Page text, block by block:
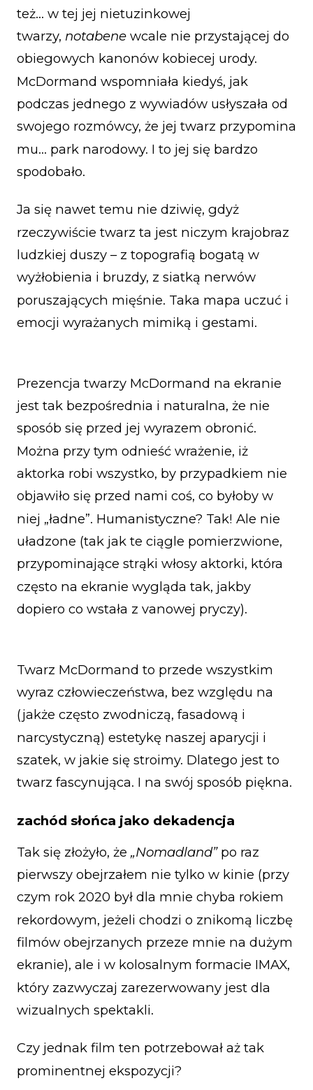
też… w tej jej nietuzinkowej
twarzy, notabene wcale nie przystającej do
obiegowych kanonów kobiecej urody.
McDormand wspomniała kiedyś, jak
podczas jednego z wywiadów usłyszała od
swojego rozmówcy, że jej twarz przypomina
mu… park narodowy. I to jej się bardzo
spodobało.
Ja się nawet temu nie dziwię, gdyż
rzeczywiście twarz ta jest niczym krajobraz
ludzkiej duszy – z topografią bogatą w
wyżłobienia i bruzdy, z siatką nerwów
poruszających mięśnie. Taka mapa uczuć i
emocji wyrażanych mimiką i gestami.
Prezencja twarzy McDormand na ekranie
jest tak bezpośrednia i naturalna, że nie
sposób się przed jej wyrazem obronić.
Można przy tym odnieść wrażenie, iż
aktorka robi wszystko, by przypadkiem nie
objawiło się przed nami coś, co byłoby w
niej „ładne”. Humanistyczne? Tak! Ale nie
uładzone (tak jak te ciągle pomierzwione,
przypominające strąki włosy aktorki, która
często na ekranie wygląda tak, jakby
dopiero co wstała z vanowej pryczy).
Twarz McDormand to przede wszystkim
wyraz człowieczeństwa, bez względu na
(jakże często zwodniczą, fasadową i
narcystyczną) estetykę naszej aparycji i
szatek, w jakie się stroimy. Dlatego jest to
twarz fascynująca. I na swój sposób piękna.
zachód słońca jako dekadencja
Tak się złożyło, że „Nomadland”po raz
pierwszy obejrzałem nie tylko w kinie (przy
czym rok 2020 był dla mnie chyba rokiem
rekordowym, jeżeli chodzi o znikomą liczbę
filmów obejrzanych przeze mnie na dużym
ekranie), ale i w kolosalnym formacie IMAX,
który zazwyczaj zarezerwowany jest dla
wizualnych spektakli.
Czy jednak film ten potrzebował aż tak
prominentnej ekspozycji?